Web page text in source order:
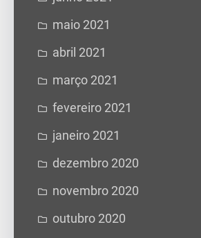
maio 2021
abril 2021
março 2021
fevereiro 2021
janeiro 2021
dezembro 2020
novembro 2020
outubro 2020